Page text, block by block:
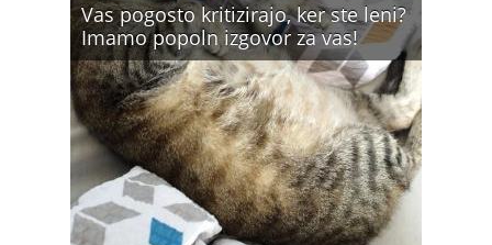
Vas pogosto kritizirajo, ker ste leni?
Imamo popoln izgovor za vas!